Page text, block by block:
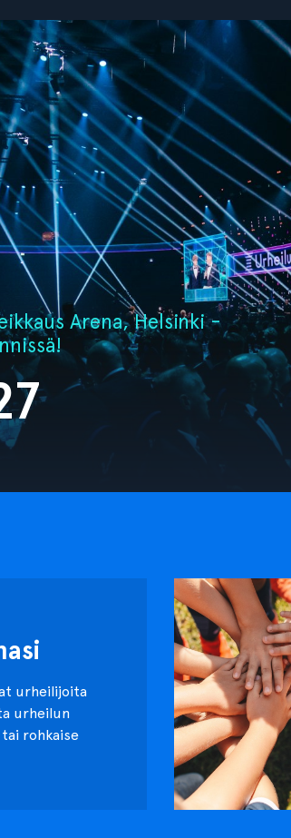
Arena, Helsinki -
urheilijoita
urheilun
rohkaise